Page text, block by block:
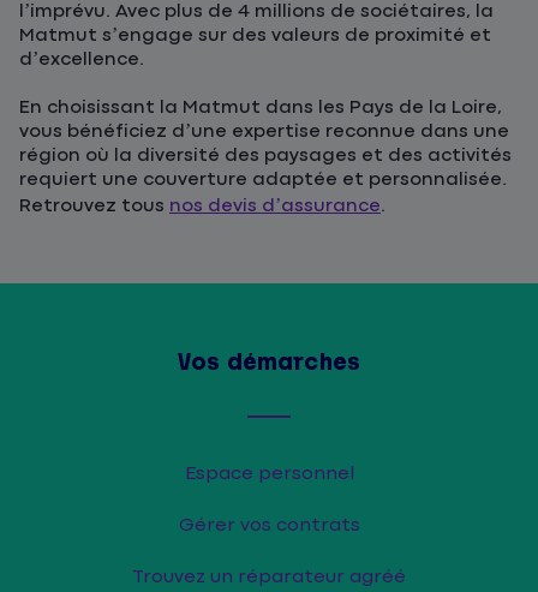
l’imprévu. Avec plus de 4 millions de sociétaires, la
Matmut s’engage sur des valeurs de proximité et
d’excellence.
En choisissant la Matmut dans les Pays de la Loire,
vous bénéficiez d’une expertise reconnue dans une
région où la diversité des paysages et des activités
requiert une couverture adaptée et personnalisée.
Retrouvez tous nos devis d’assurance.
Vos démarches
Espace personnel
Gérer vos contrats
Trouvez un réparateur agréé